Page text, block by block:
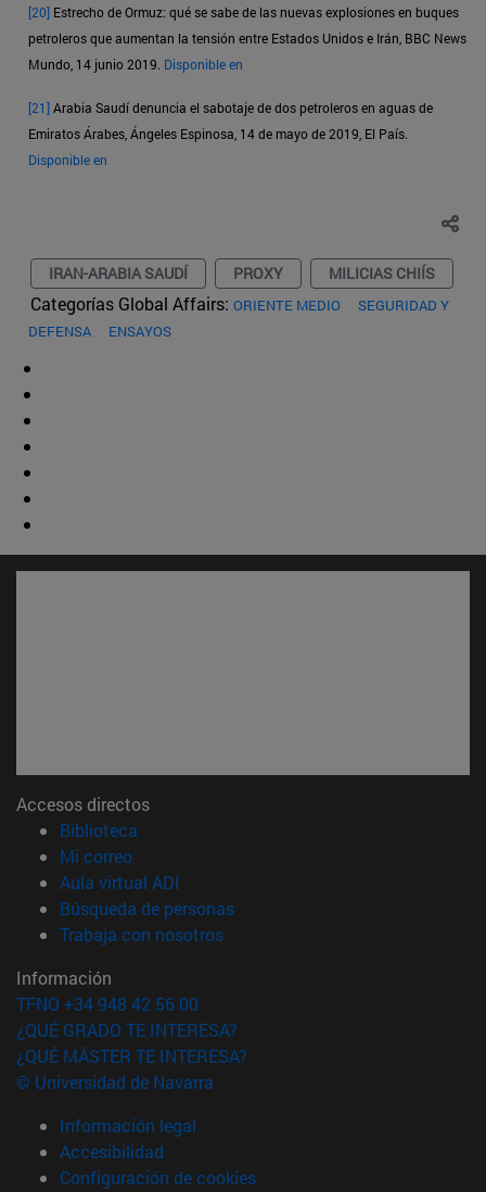
[20] Estrecho de Ormuz: qué se sabe de las nuevas explosiones en buques
petroleros que aumentan la tensión entre Estados Unidos e Irán, BBC News
Mundo, 14 junio 2019. Disponible en
[21]Arabia Saudí denuncia el sabotaje de dos petroleros en aguas de
Emiratos Árabes, Ángeles Espinosa, 14 de mayo de 2019, El País.
Disponible en
IRAN-ARABIA SAUDÍ PROXY MILICIAS CHIÍS
Categorías Global Affairs: ORIENTE MEDIO
SEGURIDAD Y
DEFENSA
ENSAYOS
Accesos directos
Biblioteca
Mi correo(abre en nueva ventana)
Aula virtual ADI
Búsqueda de personas(abre en nueva ventana)
Trabaja con nosotros(abre en nueva ventana)
Información
TFNO +34 948 42 56 00
¿QUÉ GRADO TE INTERESA?
¿QUÉ MÁSTER TE INTERESA?
© Universidad de Navarra
Información legal
Accesibilidad
Configuración de cookies